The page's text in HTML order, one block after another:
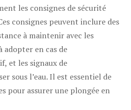
les consignes de sécurité
consignes peuvent inclure des
à maintenir avec les
adopter en cas de
et les signaux de
sous l’eau. Il est essentiel de
pour assurer une plongée en